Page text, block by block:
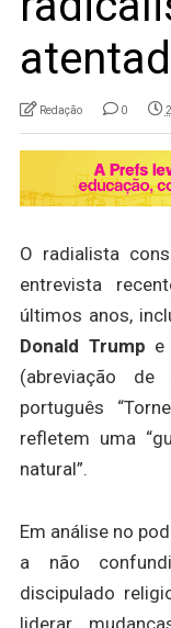
Redação 0
O radialista
entrevista
últimos anos,
Donald Trump e
(abreviação de
português
refletem uma
natural”.
Em análise no
a não
discipulado